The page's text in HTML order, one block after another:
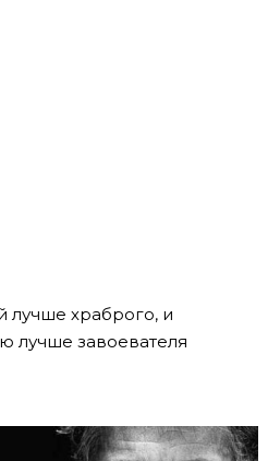
лучше храброго, и
лучше завоевателя